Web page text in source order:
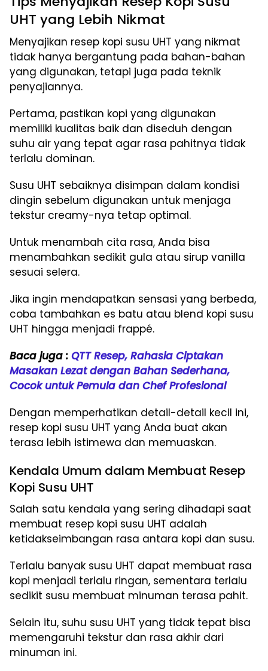
UHT yang Lebih Nikmat
Menyajikan resep kopi susu UHT yang nikmat
tidak hanya bergantung pada bahan-bahan
yang digunakan, tetapi juga pada teknik
penyajiannya.
Pertama, pastikan kopi yang digunakan
memiliki kualitas baik dan diseduh dengan
suhu air yang tepat agar rasa pahitnya tidak
terlalu dominan.
Susu UHT sebaiknya disimpan dalam kondisi
dingin sebelum digunakan untuk menjaga
tekstur creamy-nya tetap optimal.
Untuk menambah cita rasa, Anda bisa
menambahkan sedikit gula atau sirup vanilla
sesuai selera.
Jika ingin mendapatkan sensasi yang berbeda,
coba tambahkan es batu atau blend kopi susu
UHT hingga menjadi frappé.
Baca juga : QTT Resep, Rahasia Ciptakan
Masakan Lezat dengan Bahan Sederhana,
Cocok untuk Pemula dan Chef Profesional
Dengan memperhatikan detail-detail kecil ini,
resep kopi susu UHT yang Anda buat akan
terasa lebih istimewa dan memuaskan.
Kendala Umum dalam Membuat Resep
Kopi Susu UHT
Salah satu kendala yang sering dihadapi saat
membuat resep kopi susu UHT adalah
ketidakseimbangan rasa antara kopi dan susu.
Terlalu banyak susu UHT dapat membuat rasa
kopi menjadi terlalu ringan, sementara terlalu
sedikit susu membuat minuman terasa pahit.
Selain itu, suhu susu UHT yang tidak tepat bisa
memengaruhi tekstur dan rasa akhir dari
minuman ini.